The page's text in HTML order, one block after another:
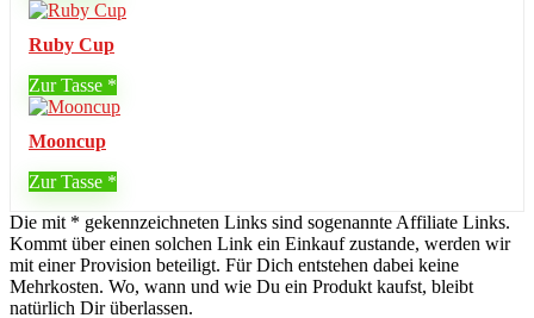
Ruby Cup
Zur Tasse
Mooncup
Zur Tasse
Die mit * gekennzeichneten Links sind sogenannte Affiliate Links.
Kommt über einen solchen Link ein Einkauf zustande, werden wir
mit einer Provision beteiligt. Für Dich entstehen dabei keine
Mehrkosten. Wo, wann und wie Du ein Produkt kaufst, bleibt
natürlich Dir überlassen.